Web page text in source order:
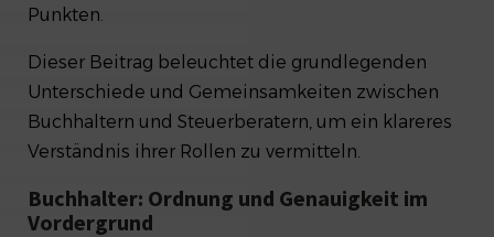
Punkten.
Dieser Beitrag beleuchtet die grundlegenden
Unterschiede und Gemeinsamkeiten zwischen
Buchhaltern und Steuerberatern, um ein klareres
Verständnis ihrer Rollen zu vermitteln.
Buchhalter: Ordnung und Genauigkeit im
Vordergrund